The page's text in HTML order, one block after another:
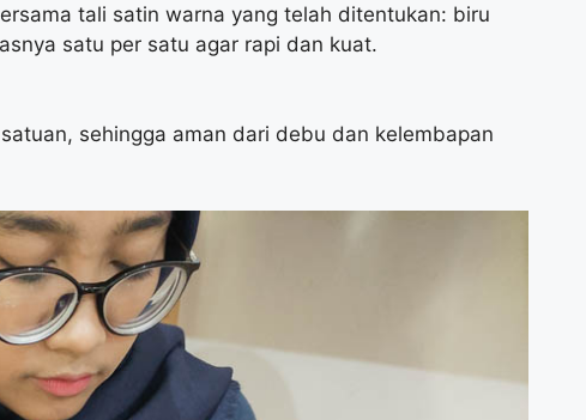
tali satin warna yang telah ditentukan: biru
satu per satu agar rapi dan kuat.
sehingga aman dari debu dan kelembapan